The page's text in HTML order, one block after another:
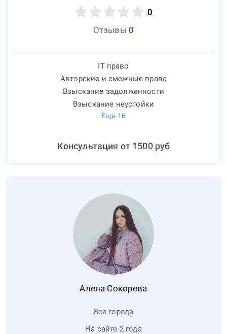
0
Отзывы 0
IT право
Авторские и смежные права
Взыскание задолженности
Взыскание неустойки
Ещё 16
Консультация от 1500руб
Алена Сокорева
Все города
На сайте 2 года